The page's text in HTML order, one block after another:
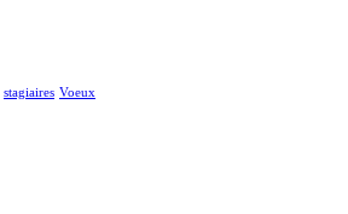
stagiaires Voeux